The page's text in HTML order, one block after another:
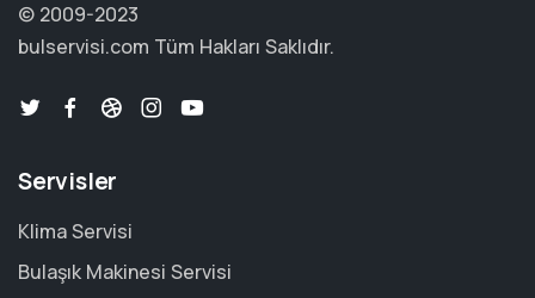
© 2009-2023
bulservisi.com Tüm Hakları Saklıdır.
Servisler
Klima Servisi
Bulaşık Makinesi Servisi